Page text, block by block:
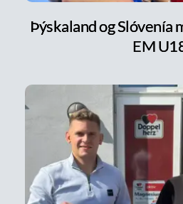
Þýskaland og
EM